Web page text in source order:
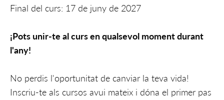
Final del curs: 17 de juny de 2027
¡Pots unir-te al curs en qualsevol moment durant
l'any!
No perdis l'oportunitat de canviar la teva vida!
Inscriu-te als cursos avui mateix i dóna el primer pas